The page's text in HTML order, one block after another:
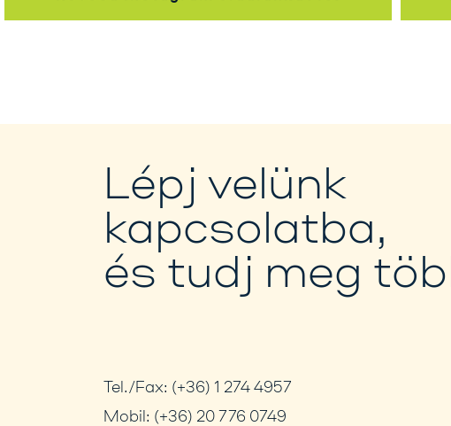
Lépj velünk
kapcsolatba,
és tudj meg
Tel./Fax: (+36) 1 274 4957
Mobil: (+36) 20 776 0749